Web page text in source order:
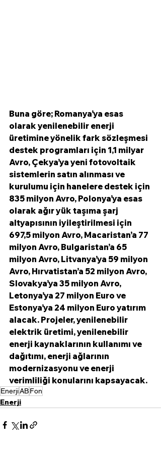
Buna göre; Romanya’ya esas
olarak yenilenebilir enerji
üretimine yönelik fark sözleşmesi
destek programları için 1,1 milyar
Avro, Çekya’ya yeni fotovoltaik
sistemlerin satın alınması ve
kurulumu için hanelere destek için
835 milyon Avro, Polonya’ya esas
olarak ağır yük taşıma şarj
altyapısının iyileştirilmesi için
697,5 milyon Avro, Macaristan’a 77
milyon Avro, Bulgaristan’a 65
milyon Avro, Litvanya’ya 59 milyon
Avro, Hırvatistan’a 52 milyon Avro,
Slovakya’ya 35 milyon Avro,
Letonya’ya 27 milyon Euro ve
Estonya’ya 24 milyon Euro yatırım
alacak. Projeler, yenilenebilir
elektrik üretimi, yenilenebilir
enerji kaynaklarının kullanımı ve
dağıtımı, enerji ağlarının
modernizasyonu ve enerji
verimliliği konularını kapsayacak.
EnerjiABFon
Enerji